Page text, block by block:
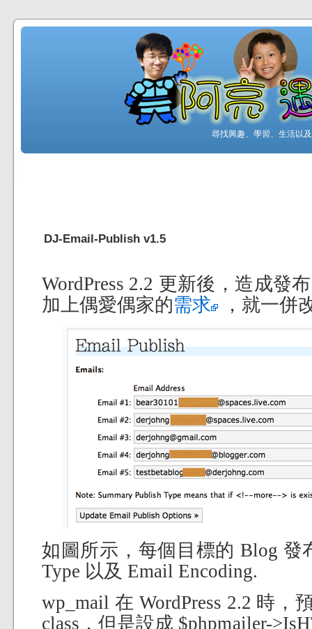
尋找興趣、學習、生活以
DJ-Email-Publish v1.5
WordPress 2.2 更新後，造成發
加上偶愛偶家的需求 ，就一併
如圖所示，每個目標的 Blog 發
Type 以及 Email Encoding.
wp_mail 在 WordPress 2.2 時，
class，但是設成 $phpmailer-